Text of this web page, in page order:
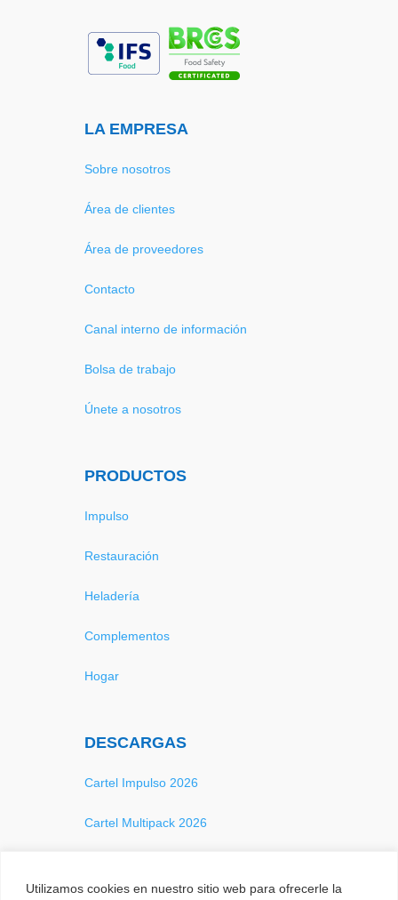
Utilizamos cookies en nuestro sitio web para ofrecerle la
LA EMPRESA
Sobre nosotros
Área de clientes
Área de proveedores
Contacto
Canal interno de información
Bolsa de trabajo
Únete a nosotros
PRODUCTOS
Impulso
Restauración
Heladería
Complementos
Hogar
DESCARGAS
Cartel Impulso 2026
Cartel Multipack 2026